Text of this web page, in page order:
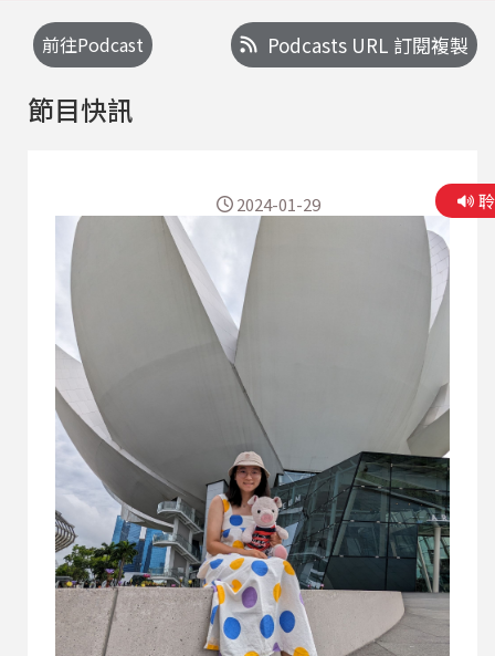
前往Podcast Podcasts URL 訂閱複製
節目快訊
2024-01-29